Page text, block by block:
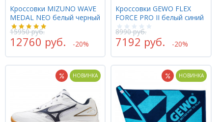
Кроссовки MIZUNO WAVE
MEDAL NEO белый черный
15950 руб.
12760 руб. -20%
Кроссовки GEWO FLEX
FORCE PRO II белый синий
8990 руб.
7192 руб. -20%
НОВИНКА НОВИНКА